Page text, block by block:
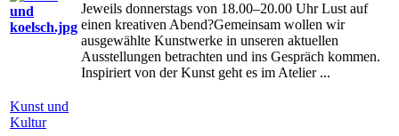
Jeweils donnerstags von 18.00–20.00 Uhr Lust auf
einen kreativen Abend?Gemeinsam wollen wir
ausgewählte Kunstwerke in unseren aktuellen
Ausstellungen betrachten und ins Gespräch kommen.
Inspiriert von der Kunst geht es im Atelier ...
Kunst und
Kultur